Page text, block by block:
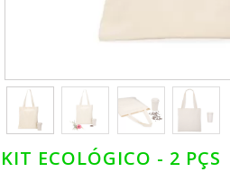
KIT ECOLÓGICO - 2 PÇS